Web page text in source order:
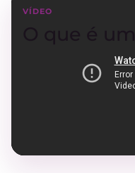
VÍDEO